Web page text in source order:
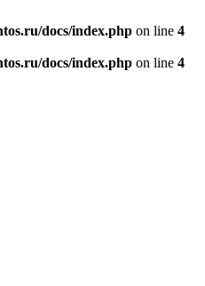
docs/index.php on line 4
docs/index.php on line 4